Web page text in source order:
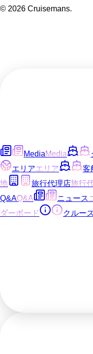
© 2026 Cruisemans.
MediaMedia
エリアエリア 客
地
旅行代理店旅行
Q&AQ&A ニュース
ダーボード
クルー